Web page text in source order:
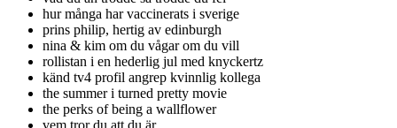
hur många har vaccinerats i sverige
prins philip, hertig av edinburgh
nina & kim om du vågar om du vill
rollistan i en hederlig jul med knyckertz
känd tv4 profil angrep kvinnlig kollega
the summer i turned pretty movie
the perks of being a wallflower
vem tror du att du är